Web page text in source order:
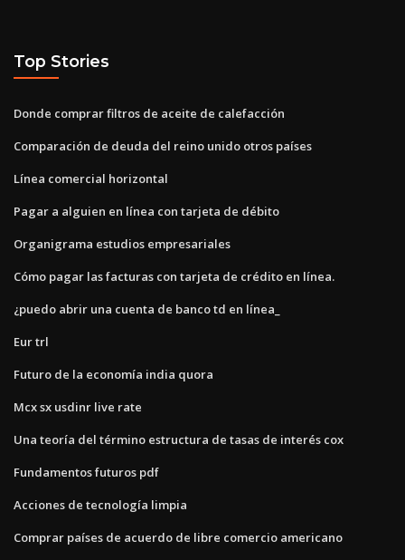
Top Stories
Donde comprar filtros de aceite de calefacción
Comparación de deuda del reino unido otros países
Línea comercial horizontal
Pagar a alguien en línea con tarjeta de débito
Organigrama estudios empresariales
Cómo pagar las facturas con tarjeta de crédito en línea.
¿puedo abrir una cuenta de banco td en línea_
Eur trl
Futuro de la economía india quora
Mcx sx usdinr live rate
Una teoría del término estructura de tasas de interés cox
Fundamentos futuros pdf
Acciones de tecnología limpia
Comprar países de acuerdo de libre comercio americano